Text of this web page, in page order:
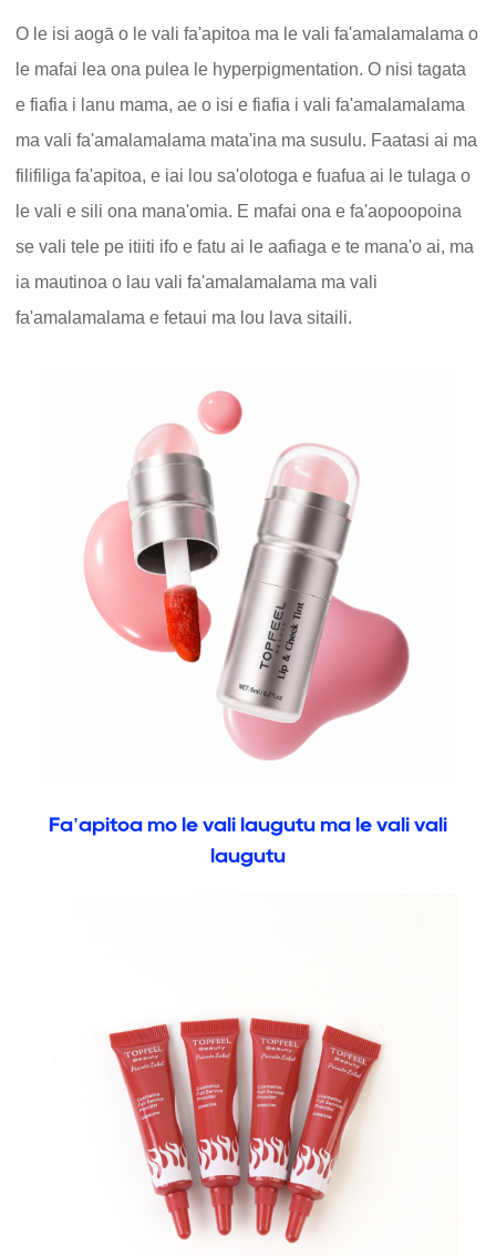
O le isi aogā o le vali fa'apitoa ma le vali fa'amalamalama o
le mafai lea ona pulea le hyperpigmentation. O nisi tagata
e fiafia i lanu mama, ae o isi e fiafia i vali fa'amalamalama
ma vali fa'amalamalama mata'ina ma susulu. Faatasi ai ma
filifiliga fa'apitoa, e iai lou sa'olotoga e fuafua ai le tulaga o
le vali e sili ona mana'omia. E mafai ona e fa'aopoopoina
se vali tele pe itiiti ifo e fatu ai le aafiaga e te mana'o ai, ma
ia mautinoa o lau vali fa'amalamalama ma vali
fa'amalamalama e fetaui ma lou lava sitaili.
Fa'apitoa mo le vali laugutu ma le vali vali
laugutu